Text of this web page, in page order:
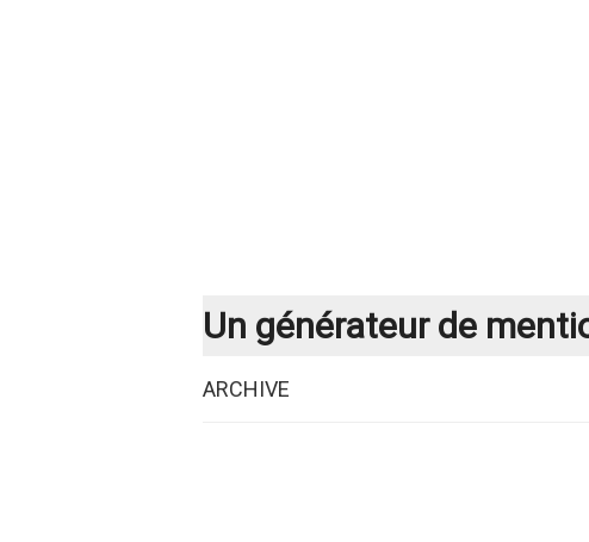
Un générateur de
ARCHIVE